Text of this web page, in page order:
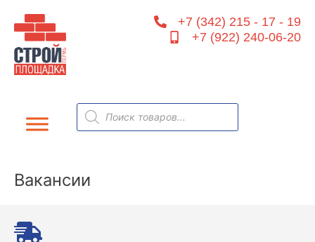
содержимому
+7 (342) 215 - 17 - 19
+7 (922) 240-06-20
Поиск
товаров
Вакансии